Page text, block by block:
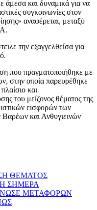
και δυναμικά για να
συγκοινωνίες στον
αναφέρεται, μεταξύ
την εξαγγελθείσα για
που πραγματοποιήθηκε με
στην οποία παρευρέθηκε
και
του μείζονος θέματος της
εισφορών των
Βαρέων και Ανθυγιεινών
ΘΕΜΑΤΟΣ
ΣΗΜΕΡΑ
ΜΕΤΑΦΟΡΩΝ